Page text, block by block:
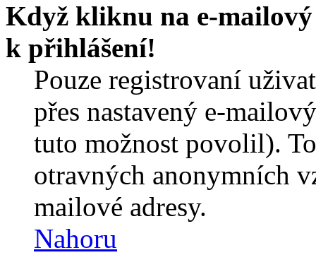
Když kliknu na e-
k přihlášení!
Pouze registrovaní
přes nastavený e-
tuto možnost povolil).
otravných anonymních
mailové adresy.
Nahoru